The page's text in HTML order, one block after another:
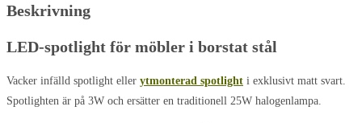
Beskrivning
LED-spotlight för möbler i borstat stål
Vacker infälld spotlight eller ytmonterad spotlight i exklusivt matt svart.
Spotlighten är på 3W och ersätter en traditionell 25W halogenlampa.